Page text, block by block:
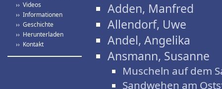
›› Videos
›› Informationen
›› Geschichte
›› Herunterladen
›› Kontakt
Adden, Manfred
Allendorf, Uwe
Andel, Angelika
Ansmann, Susanne
Muscheln auf dem
Sandwehen am